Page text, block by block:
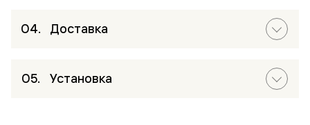
Доставка
Установка